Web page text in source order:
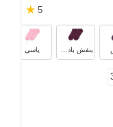
5
★
یاسی